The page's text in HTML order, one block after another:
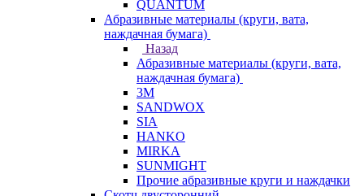
QUANTUM
Абразивные материалы (круги, вата,
наждачная бумага)
Назад
Абразивные материалы (круги, вата,
наждачная бумага)
3М
SANDWOX
SIA
HANKO
MIRKA
SUNMIGHT
Прочие абразивные круги и наждачки